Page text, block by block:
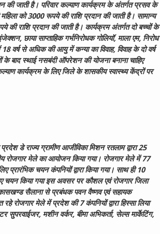
की जाती है। परिवार कल्याण कार्यक्रम के अंतर्गत प्रसव के
को 3000 रूपये की राशि प्रदान की जाती है। सामान्य
की राशि प्रदान की जाती है। कार्यक्रम अंतर्गत दो बच्चों के
छाया साप्ताहिक गर्भनिरोधक गोलियॉ, माला एम, निरोध
वर्ष से अधिक की आयु में कन्या का विवाह, विवाह के दो वर्ष
के बाद स्थाई नसबंदी ऑपरेशन की योजना बनाना चाहिए
कार्यक्रम के लिए जिले के शासकीय स्वास्थ्य केंद्रों पर
डे राज्य ग्रामीण आजीविका मिशन रतलाम द्वारा 25
रोजगार मेले का आयोजन किया गया। रोजगार मेले में 77
चयन कंपनियों द्वारा किया गया। साथ ही 10
चयन किया गया इस अवसर पर कौशल एवं रोजगार जिला
सैलाना से प्रबंधक पवन वैष्णव एवं सहायक
रोजगार मेले में प्रदेश की 7 कंपनियों द्वारा हिस्सा लिया
मशीन वर्कर, बीमा अभिकर्ता, सेल्स मार्केटिंग,